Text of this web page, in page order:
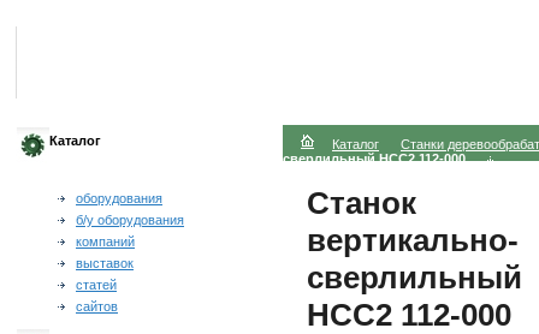
Каталог
оборудования
б/у оборудования
компаний
выставок
статей
сайтов
Каталог
Станки
сверлильный НСС2 112-000
Станок
вертикально-
сверлильный
НСС2 112-000